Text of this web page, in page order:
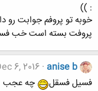
: ))
خوبه تو پروفم جوابت رو
پروفت بسته است خب
anise b
6, 2016
فسیل فسقل
چه عجب